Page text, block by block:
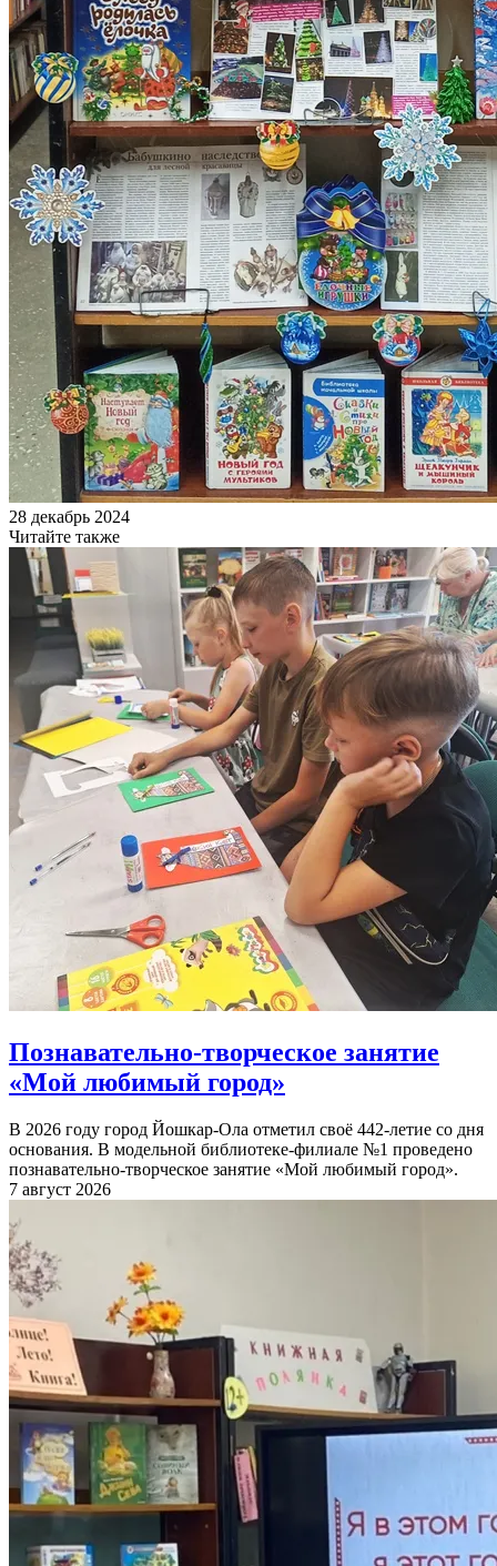
28 декабрь 2024
Читайте также
Познавательно-творческое занятие
«Мой любимый город»
В 2026 году город Йошкар-Ола отметил своё 442-летие со дня
основания. В модельной библиотеке-филиале №1 проведено
познавательно-творческое занятие «Мой любимый город».
7 август 2026